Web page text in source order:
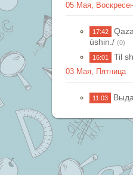
05 Мая,
17:42
úshin./ (0)
16:01 Til
03 Мая, Пятница
11:03